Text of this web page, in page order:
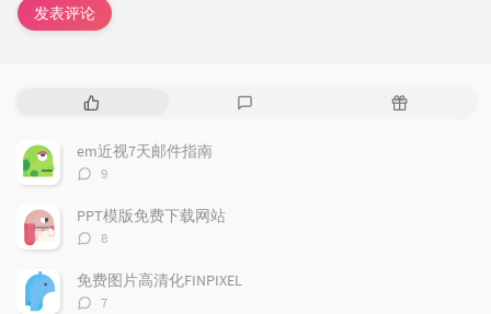
发表评论
热
文
章
随
em近视7天邮件指南
评
数：
9
PPT模版免费下载网站
评
数：
8
免费图片高清化FINPIXEL
评
7